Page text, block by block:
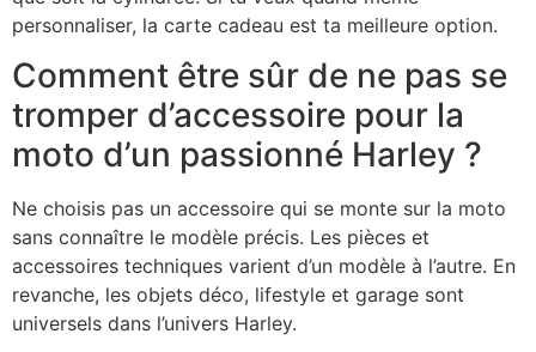
personnaliser, la carte cadeau est ta meilleure option.
Comment être sûr de ne pas se
tromper d’accessoire pour la
moto d’un passionné Harley ?
Ne choisis pas un accessoire qui se monte sur la moto
sans connaître le modèle précis. Les pièces et
accessoires techniques varient d’un modèle à l’autre. En
revanche, les objets déco, lifestyle et garage sont
universels dans l’univers Harley.